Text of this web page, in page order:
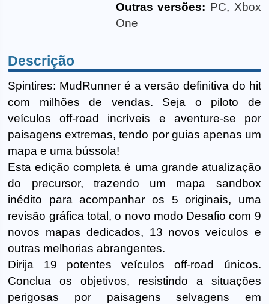
Outras versões: PC, Xbox
One
Descrição
Spintires: MudRunner é a versão definitiva do hit
com milhões de vendas. Seja o piloto de
veículos off-road incríveis e aventure-se por
paisagens extremas, tendo por guias apenas um
mapa e uma bússola!
Esta edição completa é uma grande atualização
do precursor, trazendo um mapa sandbox
inédito para acompanhar os 5 originais, uma
revisão gráfica total, o novo modo Desafio com 9
novos mapas dedicados, 13 novos veículos e
outras melhorias abrangentes.
Dirija 19 potentes veículos off-road únicos.
Conclua os objetivos, resistindo a situações
perigosas por paisagens selvagens em